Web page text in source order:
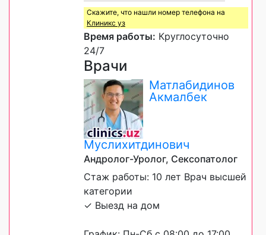
Скажите, что нашли номер телефона на
Клиникс уз
Время работы: Круглосуточно
24/7
Врачи
Матлабидинов
Акмалбек
Муслихитдинович
Андролог-Уролог, Сексопатолог
Стаж работы: 10 лет Врач высшей
категории
✓ Выезд на дом